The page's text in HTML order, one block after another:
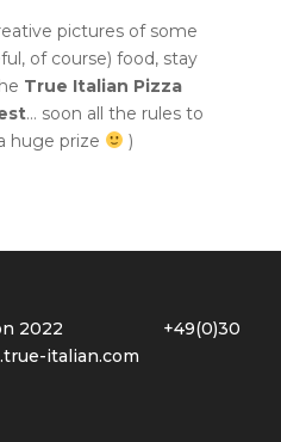
pictures of some
of course) food, stay
True Italian Pizza
… soon all the rules to
huge prize
)
2022 +49(0)30
italian.com